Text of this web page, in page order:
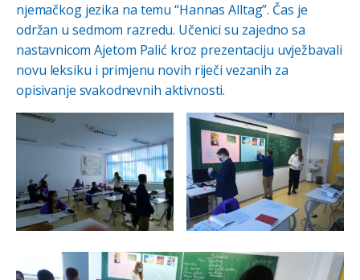
njemačkog jezika na temu “Hannas Alltag”. Čas je
održan u sedmom razredu. Učenici su zajedno sa
nastavnicom Ajetom Palić kroz prezentaciju uvježbavali
novu leksiku i primjenu novih riječi vezanih za
opisivanje svakodnevnih aktivnosti.